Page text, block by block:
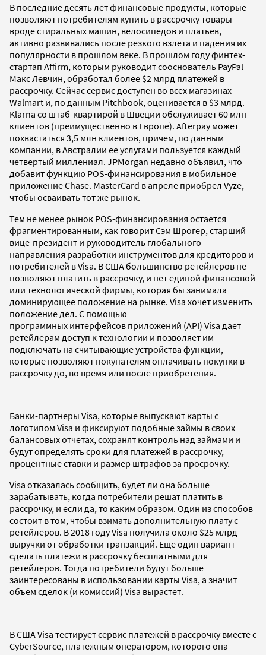
В последние десять лет финансовые продукты, которые
позволяют потребителям купить в рассрочку товары
вроде стиральных машин, велосипедов и платьев,
активно развивались после резкого взлета и падения их
популярности в прошлом веке. В прошлом году финтех-
стартап Affirm, которым руководит сооснователь PayPal
Макс Левчин, обработал более $2 млрд платежей в
рассрочку. Сейчас сервис доступен во всех магазинах
Walmart и, по данным Pitchbook, оценивается в $3 млрд.
Klarna со штаб-квартирой в Швеции обслуживает 60 млн
клиентов (преимущественно в Европе). Afterpay может
похвастаться 3,5 млн клиентов, причем, по данным
компании, в Австралии ее услугами пользуется каждый
четвертый миллениал. JPMorgan недавно объявил, что
добавит функцию POS-финансирования в мобильное
приложение Chase. MasterCard в апреле приобрел Vyze,
чтобы осваивать тот же рынок.
Тем не менее рынок POS-финансирования остается
фрагментированным, как говорит Сэм Шрогер, старший
вице-президент и руководитель глобального
направления разработки инструментов для кредиторов и
потребителей в Visa. В США большинство ретейлеров не
позволяют платить в рассрочку, и нет единой финансовой
или технологической фирмы, которая бы занимала
доминирующее положение на рынке. Visa хочет изменить
положение дел. С помощью
программных интерфейсов приложений (API) Visa дает
ретейлерам доступ к технологии и позволяет им
подключать на считывающие устройства функции,
которые позволяют покупателям оплачивать покупки в
рассрочку до, во время или после приобретения.
Банки-партнеры Visa, которые выпускают карты с
логотипом Visa и фиксируют подобные займы в своих
балансовых отчетах, сохранят контроль над займами и
будут определять сроки для платежей в рассрочку,
процентные ставки и размер штрафов за просрочку.
Visa отказалась сообщить, будет ли она больше
зарабатывать, когда потребители решат платить в
рассрочку, и если да, то каким образом. Один из способов
состоит в том, чтобы взимать дополнительную плату с
ретейлеров. В 2018 году Visa получила около $25 млрд
выручки от обработки транзакций. Еще один вариант —
сделать платежи в рассрочку бесплатными для
ретейлеров. Тогда потребители будут больше
заинтересованы в использовании карты Visa, а значит
объем сделок (и комиссий) Visa вырастет.
В США Visa тестирует сервис платежей в рассрочку вместе с
CyberSource, платежным оператором, которого она